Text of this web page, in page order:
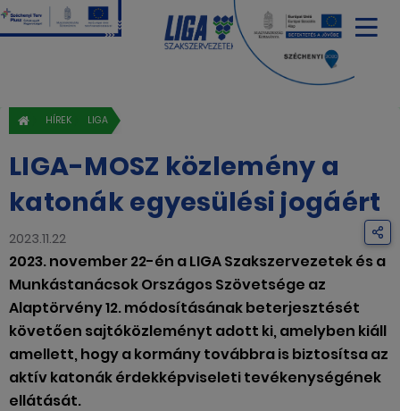
HÍREK LIGA
LIGA-MOSZ közlemény a
katonák egyesülési jogáért
2023.11.22
2023. november 22-én a LIGA Szakszervezetek és a
Munkástanácsok Országos Szövetsége az
Alaptörvény 12. módosításának beterjesztését
követően sajtóközleményt adott ki, amelyben kiáll
amellett, hogy a kormány továbbra is biztosítsa az
aktív katonák érdekképviseleti tevékenységének
ellátását.